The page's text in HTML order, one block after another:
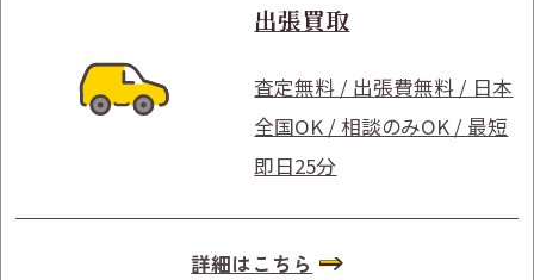
出張買取
査定無料 / 出張費無料 / 日本
全国OK / 相談のみOK / 最短
即日25分
詳細はこちら